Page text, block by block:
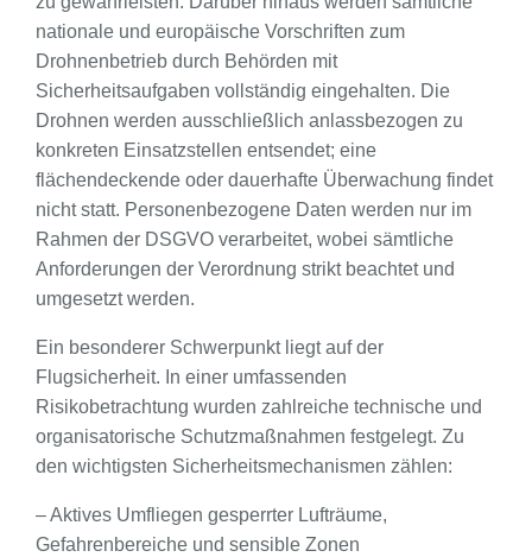
nationale und europäische Vorschriften zum
Drohnenbetrieb durch Behörden mit
Sicherheitsaufgaben vollständig eingehalten. Die
Drohnen werden ausschließlich anlassbezogen zu
konkreten Einsatzstellen entsendet; eine
flächendeckende oder dauerhafte Überwachung findet
nicht statt. Personenbezogene Daten werden nur im
Rahmen der DSGVO verarbeitet, wobei sämtliche
Anforderungen der Verordnung strikt beachtet und
umgesetzt werden.
Ein besonderer Schwerpunkt liegt auf der
Flugsicherheit. In einer umfassenden
Risikobetrachtung wurden zahlreiche technische und
organisatorische Schutzmaßnahmen festgelegt. Zu
den wichtigsten Sicherheitsmechanismen zählen:
– Aktives Umfliegen gesperrter Lufträume,
Gefahrenbereiche und sensible Zonen